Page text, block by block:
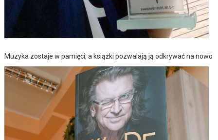
Muzyka zostaje w pamięci, a książki pozwalają ją odkrywać na nowo